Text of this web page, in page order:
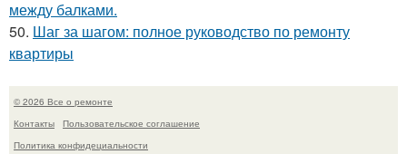
между балками.
50. Шаг за шагом: полное руководство по ремонту
квартиры
© 2026 Все о ремонте
Контакты
Пользовательское соглашение
Политика конфидециальности